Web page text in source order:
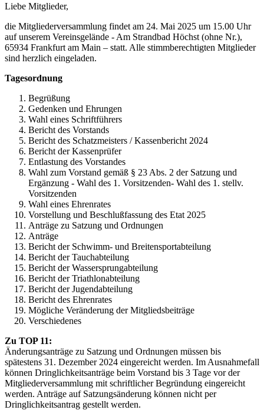
Liebe Mitglieder,
die Mitgliederversammlung findet am 24. Mai 2025 um 15.00 Uhr
auf unserem Vereinsgelände - Am Strandbad Höchst (ohne Nr.),
65934 Frankfurt am Main – statt. Alle stimmberechtigten Mitglieder
sind herzlich eingeladen.
Tagesordnung
Begrüßung
Gedenken und Ehrungen
Wahl eines Schriftführers
Bericht des Vorstands
Bericht des Schatzmeisters / Kassenbericht 2024
Bericht der Kassenprüfer
Entlastung des Vorstandes
Wahl zum Vorstand gemäß § 23 Abs. 2 der Satzung und
Ergänzung - Wahl des 1. Vorsitzenden- Wahl des 1. stellv.
Vorsitzenden
Wahl eines Ehrenrates
Vorstellung und Beschlußfassung des Etat 2025
Anträge zu Satzung und Ordnungen
Anträge
Bericht der Schwimm- und Breitensportabteilung
Bericht der Tauchabteilung
Bericht der Wassersprungabteilung
Bericht der Triathlonabteilung
Bericht der Jugendabteilung
Bericht des Ehrenrates
Mögliche Veränderung der Mitgliedsbeiträge
Verschiedenes
Zu TOP 11:
Änderungsanträge zu Satzung und Ordnungen müssen bis
spätestens 31. Dezember 2024 eingereicht werden. Im Ausnahmefall
können Dringlichkeitsanträge beim Vorstand bis 3 Tage vor der
Mitgliederversammlung mit schriftlicher Begründung eingereicht
werden. Anträge auf Satzungsänderung können nicht per
Dringlichkeitsantrag gestellt werden.